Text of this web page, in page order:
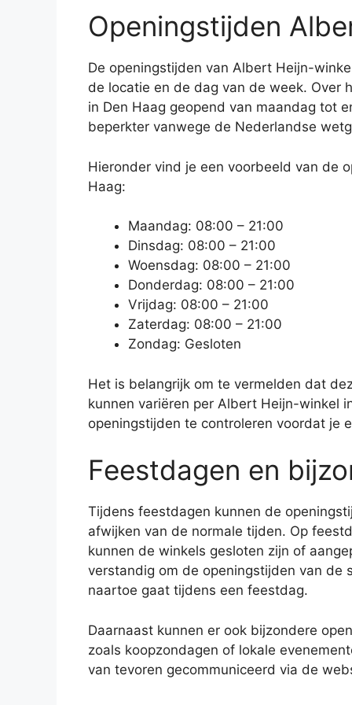
Openingstijden
De openingstijden van Albert Heijn-
de locatie en de dag van de week. Over
in Den Haag geopend van maandag tot
beperkter vanwege de Nederlandse
Hieronder vind je een voorbeeld van de
Haag:
Maandag: 08:00 – 21:00
Dinsdag: 08:00 – 21:00
Woensdag: 08:00 – 21:00
Donderdag: 08:00 – 21:00
Vrijdag: 08:00 – 21:00
Zaterdag: 08:00 – 21:00
Zondag: Gesloten
Het is belangrijk om te vermelden dat
kunnen variëren per Albert Heijn-winkel
openingstijden te controleren voordat je
Feestdagen en
Tijdens feestdagen kunnen de
afwijken van de normale tijden. Op
kunnen de winkels gesloten zijn of
verstandig om de openingstijden van de
naartoe gaat tijdens een feestdag.
Daarnaast kunnen er ook bijzondere
zoals koopzondagen of lokale
van tevoren gecommuniceerd via de